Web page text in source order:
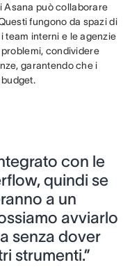
Asana può collaborare
fungono da spazi di
team interni e le agenzie
condividere
garantendo che i
con le
quindi se
a un
avviarlo
senza dover
strumenti.”